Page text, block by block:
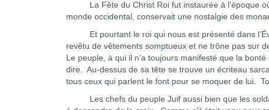
La Fête du Christ Roi fut instaurée à l’époque où
monde occidental, conservait une nostalgie des
Et pourtant le roi qui nous est présenté dans
revêtu de vêtements somptueux et ne trône pas sur
Le peuple, à qui il n’a toujours manifesté que la
dire. Au-dessus de sa tête se trouve un écriteau
tous ceux qui parlent le font pour se moquer de lui.
Les chefs du peuple Juif aussi bien que les